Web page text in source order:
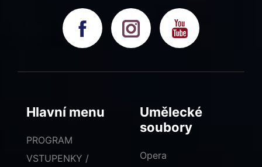
Hlavní menu
PROGRAM
VSTUPENKY /
Umělecké
soubory
Opera